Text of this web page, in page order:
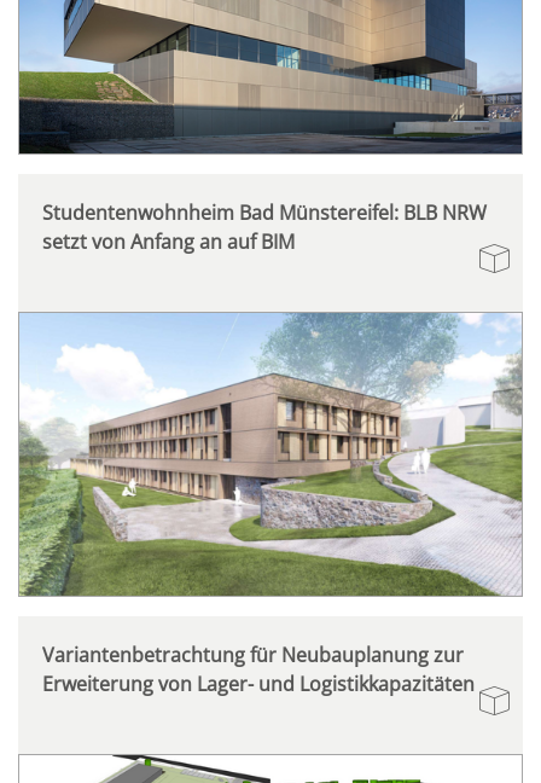
Studentenwohnheim Bad Münstereifel: BLB NRW
setzt von Anfang an auf BIM
Variantenbetrachtung für Neubauplanung zur
Erweiterung von Lager- und Logistikkapazitäten